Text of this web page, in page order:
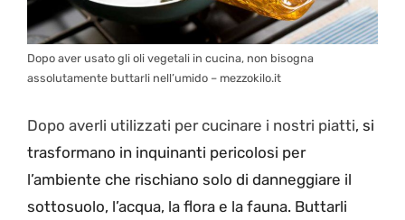
Dopo aver usato gli oli vegetali in cucina, non bisogna
assolutamente buttarli nell’umido – mezzokilo.it
Dopo averli utilizzati per cucinare i nostri piatti, si
trasformano in inquinanti pericolosi per
l’ambiente che rischiano solo di danneggiare il
sottosuolo, l’acqua, la flora e la fauna. Buttarli